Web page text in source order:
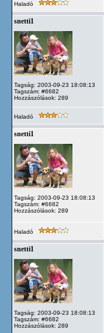
Haladó
snetti1
Tagság: 2003-09-23 18:08:13
Tagszám: #6682
Hozzászólások: 289
Haladó
snetti1
Tagság: 2003-09-23 18:08:13
Tagszám: #6682
Hozzászólások: 289
Haladó
snetti1
Tagság: 2003-09-23 18:08:13
Tagszám: #6682
Hozzászólások: 289